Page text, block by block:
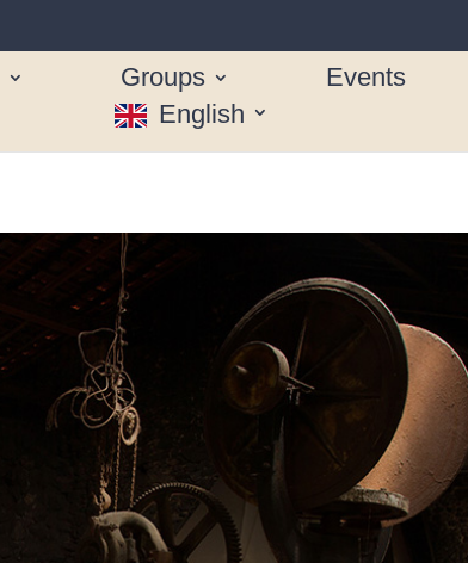
Groups Events
English